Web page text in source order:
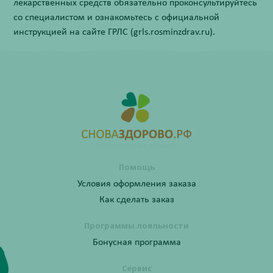
лекарственных средств обязательно проконсультируйтесь
со специалистом и ознакомьтесь с официальной
инструкцией на сайте ГРЛС (grls.rosminzdrav.ru).
Помощь
Условия оформления заказа
Как сделать заказ
Программы лояльности
Бонусная программа
Сервис